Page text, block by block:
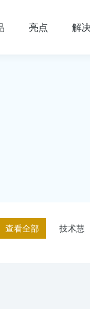
亮点 解
查看全部 技术慧